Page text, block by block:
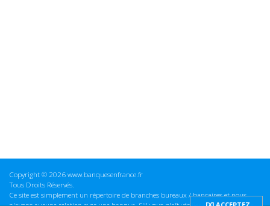
Copyright © 2026 www.banquesenfrance.fr
Tous Droits Réservés.
Ce site est simplement un répertoire de branches bureaux / bancaires et nous